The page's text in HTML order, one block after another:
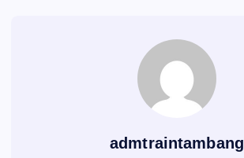
admtraintambang